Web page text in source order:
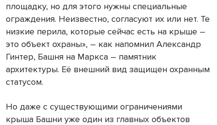
площадку, но для этого нужны специальные
ограждения. Неизвестно, согласуют их или нет. Те
низкие перила, которые сейчас есть на крыше –
это объект охраны», – как напомнил Александр
Гинтер, Башня на Маркса – памятник
архитектуры. Её внешний вид защищен охранным
статусом.
Но даже с существующими ограничениями
крыша Башни уже один из главных объектов